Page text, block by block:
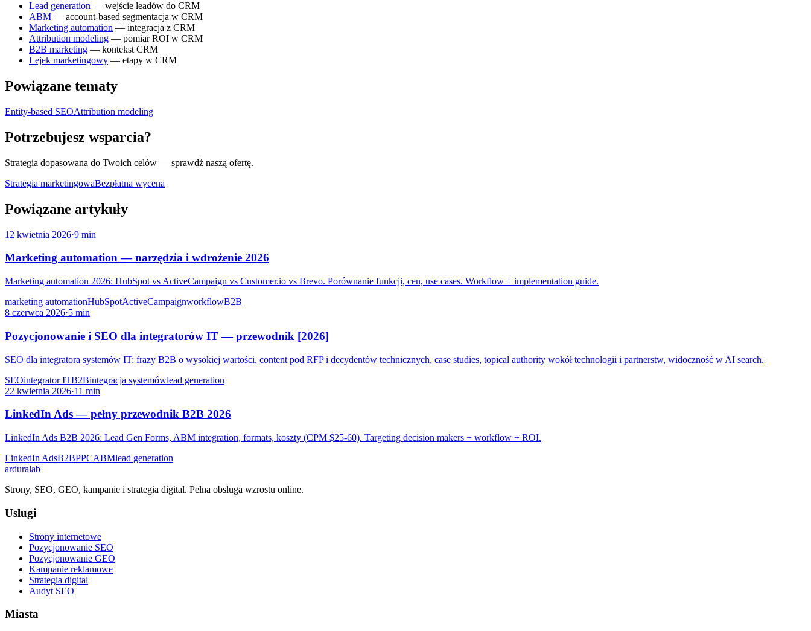
Lead generation — wejście leadów do CRM
ABM — account-based segmentacja w CRM
Marketing automation — integracja z CRM
Attribution modeling — pomiar ROI w CRM
B2B marketing — kontekst CRM
Lejek marketingowy — etapy w CRM
Powiązane tematy
Entity-based SEOAttribution modeling
Potrzebujesz wsparcia?
Strategia dopasowana do Twoich celów — sprawdź naszą ofertę.
Strategia marketingowaBezpłatna wycena
Powiązane artykuły
12 kwietnia 2026·9 min
Marketing automation — narzędzia i wdrożenie 2026
Marketing automation 2026: HubSpot vs ActiveCampaign vs Customer.io vs Brevo. Porównanie funkcji, cen, use cases. Workflow + implementation guide.
marketing automationHubSpotActiveCampaignworkflowB2B
8 czerwca 2026·5 min
Pozycjonowanie i SEO dla integratorów IT — przewodnik [2026]
SEO dla integratora systemów IT: frazy B2B o wysokiej wartości, content pod RFP i decydentów technicznych, case studies, topical authority wokół technologii i partnerstw, widoczność w AI search.
SEOintegrator ITB2Bintegracja systemówlead generation
22 kwietnia 2026·11 min
LinkedIn Ads — pełny przewodnik B2B 2026
LinkedIn Ads B2B 2026: Lead Gen Forms, ABM integration, formats, koszty (CPM $25-60). Targeting decision makers + workflow + ROI.
LinkedIn AdsB2BPPCABMlead generation
arduralab
Strony, SEO, GEO, kampanie i strategia digital. Pelna obsluga wzrostu online.
Uslugi
Strony internetowe
Pozycjonowanie SEO
Pozycjonowanie GEO
Kampanie reklamowe
Strategia digital
Audyt SEO
Miasta